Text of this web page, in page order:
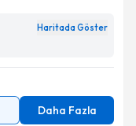
Haritada Göster
Daha Fazla